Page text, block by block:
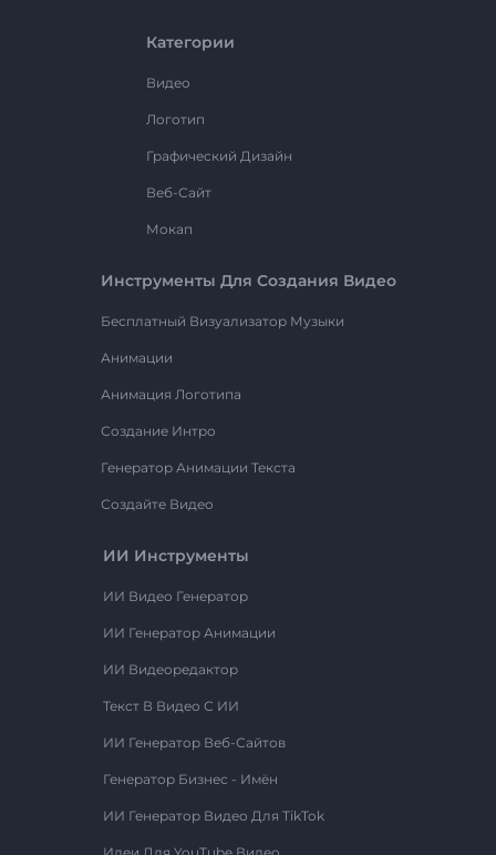
Категории
Видео
Логотип
Графический Дизайн
Веб-Сайт
Мокап
Инструменты Для Создания Видео
Бесплатный Визуализатор Музыки
Анимации
Анимация Логотипа
Создание Интро
Генератор Анимации Текста
Создайте Видео
ИИ Инструменты
ИИ Видео Генератор
ИИ Генератор Анимации
ИИ Видеоредактор
Текст В Видео С ИИ
ИИ Генератор Веб-Сайтов
Генератор Бизнес - Имён
ИИ Генератор Видео Для TikTok